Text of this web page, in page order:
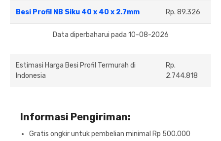
Besi Profil NB Siku 40 x 40 x 2.7mm Rp. 89.326
Data diperbaharui pada 10-08-2026
Estimasi Harga Besi Profil Termurah di
Indonesia
Rp.
2.744.818
Informasi Pengiriman:
Gratis ongkir untuk pembelian minimal Rp 500.000